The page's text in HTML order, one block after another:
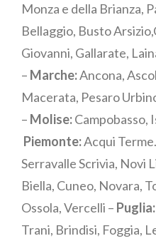
Monza e della Brianza,
Bellaggio, Busto
Giovanni, Gallarate,
– Marche:Ancona,
Macerata, Pesaro
– Molise:Campobasso,
Piemonte:Acqui
Serravalle Scrivia, Novi
Biella, Cuneo, Novara,
Ossola, Vercelli – Puglia:
Trani, Brindisi, Foggia,